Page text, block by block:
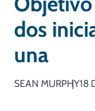
dos
una
SEAN MURPHY18